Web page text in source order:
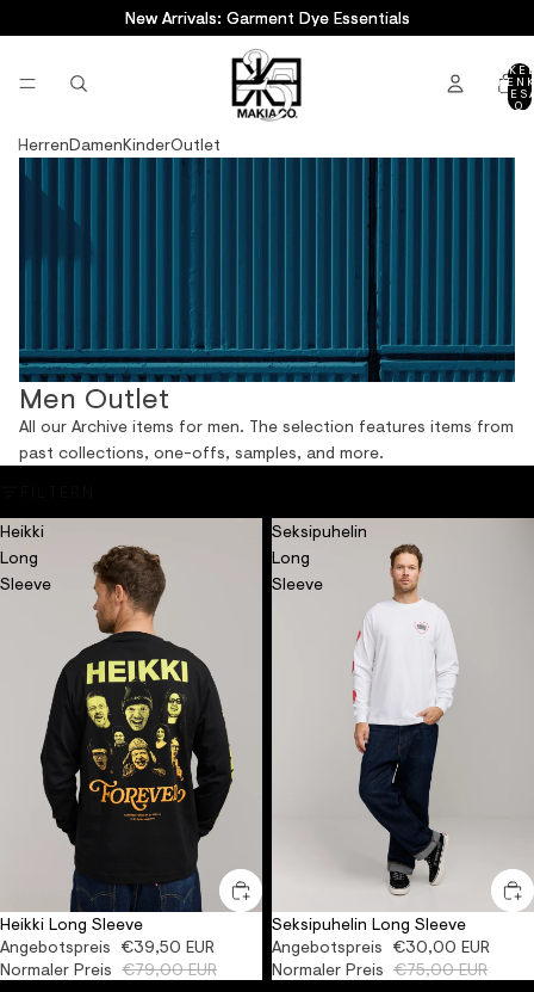
New Arrivals: Garment Dye Essentials
New Arrivals: Garment Dye Essentials
0
HerrenDamenKinderOutlet
Men Outlet
All our Archive items for men. The selection features items from
past collections, one-offs, samples, and more.
Heikki
Long
Sleeve
-50%ORGANIC
Heikki Long Sleeve
Angebotspreis €39,50 EUR
Normaler Preis €79,00 EUR
Seksipuhelin
Long
Sleeve
-60%
Seksipuhelin Long Sleeve
Angebotspreis €30,00 EUR
Normaler Preis €75,00 EUR